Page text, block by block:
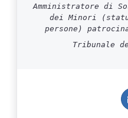
Amministratore di
dei Minori
persone)
Tribunale